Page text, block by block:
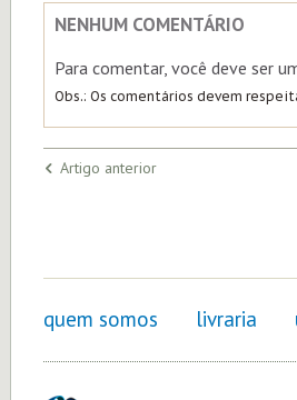
NENHUM COMENTÁRIO
Para comentar, você deve ser
Obs.: Os comentários devem
Artigo anterior
quem somos livraria